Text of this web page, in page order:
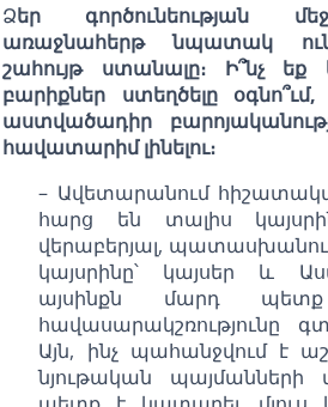
Ձեր գործունեության
առաջնահերթ նպատակ
շահույթ ստանալը։ Ի՞նչ եք
բարիքներ ստեղծելը
աստվածադիր
հավատարիմ լինելու։
– Ավետարանում
հարց են տալիս
վերաբերյալ,
կայսրինը՝ կայսեր և
այսինքն մարդ
հավասարակշռությունը
Այն, ինչ պահանջվում է
նյութական